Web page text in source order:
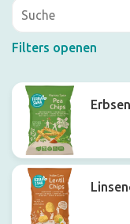
Filters openen